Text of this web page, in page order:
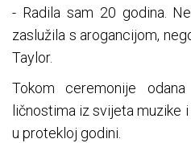
- Radila sam 20 godina.
zaslužila s arogancijom,
Taylor.
Tokom ceremonije
ličnostima iz svijeta muzike
u protekloj godini.